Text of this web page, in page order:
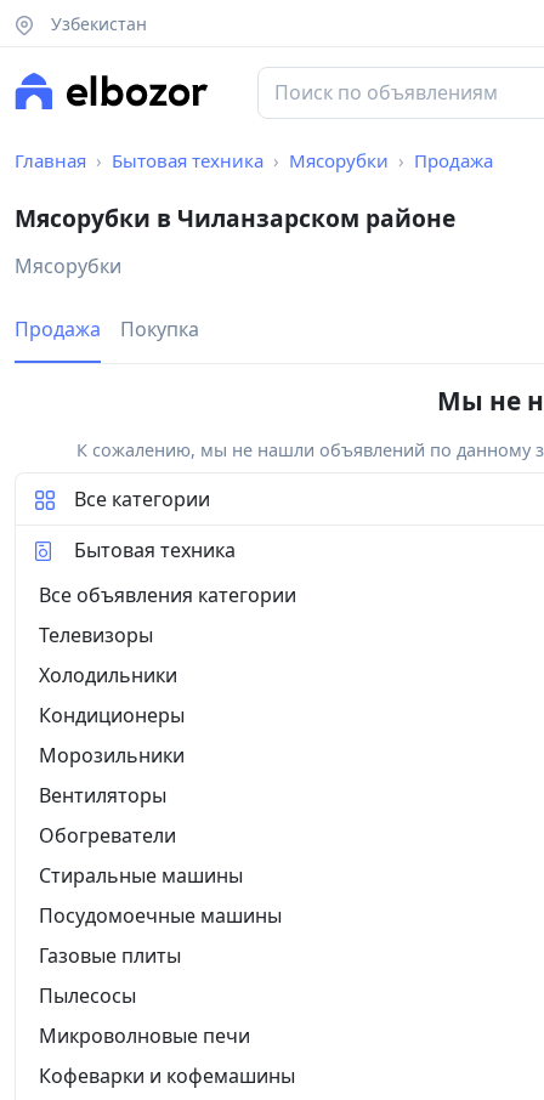
Узбекистан
Главная Бытовая техника Мясорубки Продажа
Мясорубки в Чиланзарском районе
Мясорубки
Продажа Покупка
Мы не
К сожалению, мы не нашли объявлений по данному
Все категории
Бытовая техника
Все объявления категории
Телевизоры
Холодильники
Кондиционеры
Морозильники
Вентиляторы
Обогреватели
Стиральные машины
Посудомоечные машины
Газовые плиты
Пылесосы
Микроволновые печи
Кофеварки и кофемашины